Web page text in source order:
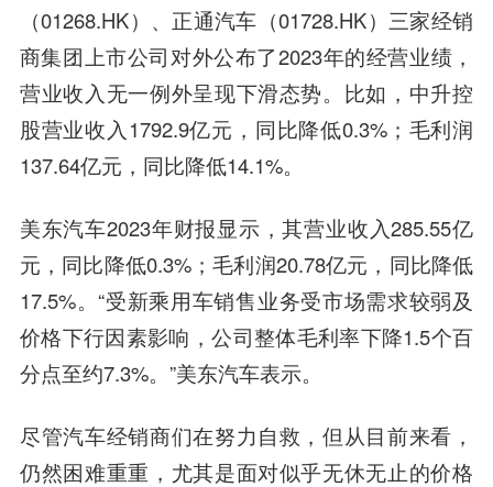
（01268.HK）、正通汽车（01728.HK）三家经销
商集团上市公司对外公布了2023年的经营业绩，
营业收入无一例外呈现下滑态势。比如，中升控
股营业收入1792.9亿元，同比降低0.3%；毛利润
137.64亿元，同比降低14.1%。
美东汽车2023年财报显示，其营业收入285.55亿
元，同比降低0.3%；毛利润20.78亿元，同比降低
17.5%。“受新乘用车销售业务受市场需求较弱及
价格下行因素影响，公司整体毛利率下降1.5个百
分点至约7.3%。”美东汽车表示。
尽管汽车经销商们在努力自救，但从目前来看，
仍然困难重重，尤其是面对似乎无休无止的价格